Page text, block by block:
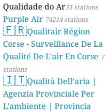
Qualidade do Ar31 stations
Purple Air 74214 stations
🇫🇷Qualitair Région
Corse - Surveillance De La
Qualité De L'air En Corse 7
stations
🇮🇹Qualità Dell’aria |
Agenzia Provinciale Per
L'ambiente | Provincia